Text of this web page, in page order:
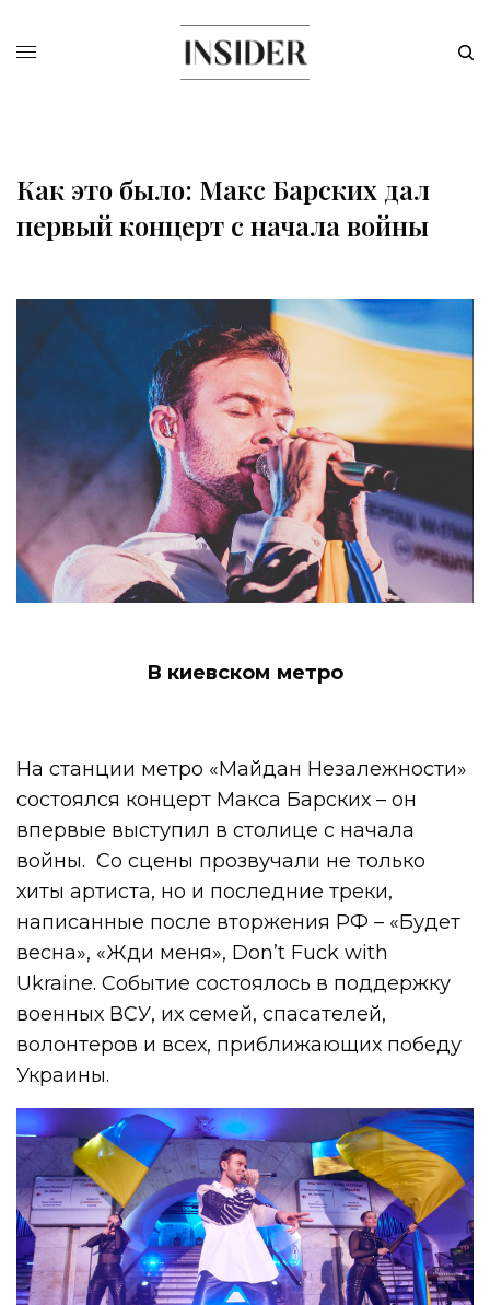
Как это было: Макс Барских дал
первый концерт с начала войны
В киевском метро
На станции метро «Майдан Незалежности»
состоялся концерт Макса Барских – он
впервые выступил в столице с начала
войны. Со сцены прозвучали не только
хиты артиста, но и последние треки,
написанные после вторжения РФ – «Будет
весна», «Жди меня», Don’t Fuck with
Ukraine. Событие состоялось в поддержку
военных ВСУ, их семей, спасателей,
волонтеров и всех, приближающих победу
Украины.